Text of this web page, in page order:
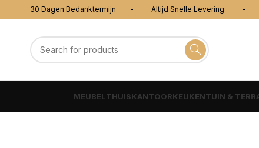
30 Dagen Bedanktermijn - Altijd Snelle Levering -
MEUBEL THUISKANTOORKEUKENTUIN &